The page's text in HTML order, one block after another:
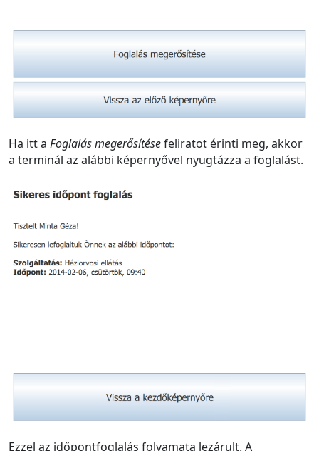
Ha itt a Foglalás megerősítésefeliratot érinti meg, akkor
a terminál az alábbi képernyővel nyugtázza a foglalást.
Ezzel az időpontfoglalás folyamata lezárult. A